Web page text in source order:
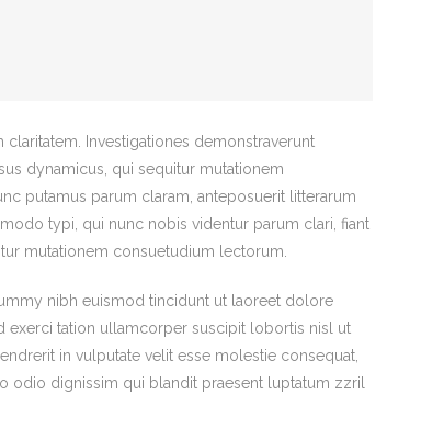
Investigationes demonstraverunt
dynamicus, qui sequitur mutationem
putamus parum claram, anteposuerit litterarum
typi, qui nunc nobis videntur parum clari, fiant
mutationem consuetudium lectorum.
nibh euismod tincidunt ut laoreet dolore
exerci tation ullamcorper suscipit lobortis nisl ut
in vulputate velit esse molestie consequat,
odio dignissim qui blandit praesent luptatum zzril